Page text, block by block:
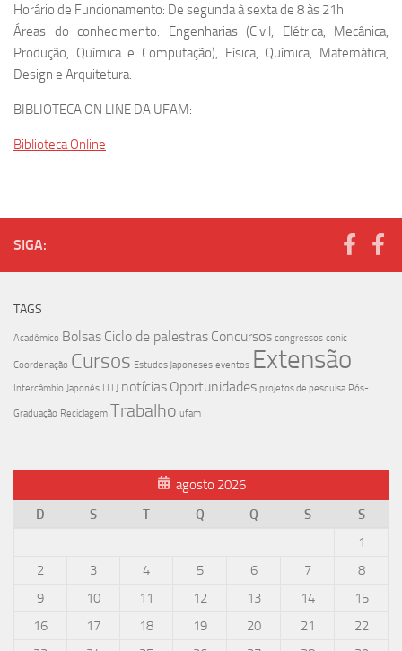
Horário de Funcionamento: De segunda à sexta de 8 às 21h.
Áreas do conhecimento: Engenharias (Civil, Elétrica, Mecânica,
Produção, Química e Computação), Física, Química, Matemática,
Design e Arquitetura.
BIBLIOTECA ON LINE DA UFAM:
Biblioteca Online
SIGA:
TAGS
Acadêmico Bolsas Ciclo de palestras Concursos congressos conic
Coordenação Cursos Estudos Japoneses eventos Extensão
Intercâmbio Japonês LLLJ notícias Oportunidades projetos de pesquisa Pós-
Graduação Reciclagem Trabalho ufam
agosto 2026
D
S T Q Q S
S
1
2
3 4 5 6 7
8
9
10 11 12 13 14
15
16
17 18 19 20 21
22